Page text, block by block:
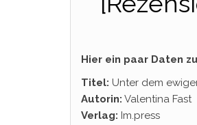
Hier ein paar Daten
Titel: Unter dem
Autorin: Valentina Fast
Verlag: Im.press